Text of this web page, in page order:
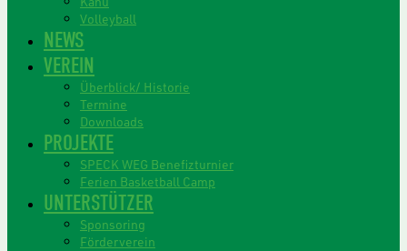
Volleyball
NEWS
VEREIN
Überblick/ Historie
Termine
Downloads
PROJEKTE
SPECK WEG Benefizturnier
Ferien Basketball Camp
UNTERSTÜTZER
Sponsoring
Förderverein